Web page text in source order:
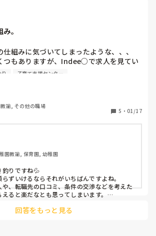
もらえない点、仕事が慣れるまで固定勤
点等から借り上げを含めないと前職より
に変更するとボーナスが前職より上がる
いので、慣れるまで固定勤務で働いても
えた
。
組みに気づいてしまったような、、、
つもありますが、Indee○で求人を見てい
けでなく、子育て支援センターや一時預か
○○人材サイトへの登録へと促され電話
。そして、いざ紹介してもらおうとする
募集は締め切ってしまっていて、、との返
が。いい求人で釣って個人情報を手に入れ
成させようとしたりといった魂胆が見えて
なるべく、人材サイトに頼らずホームペー
等で探しているものの非公開求人となる
ないとどんな会社かさえも見れないし。
るような釣りの求人を出すのは困ります
り 子育て支援センター
諭, その他の職場
5 ・ 01/17
園教諭, 保育園, 幼稚園
釣りですね💦
ずいけるならそれがいちばんですよね。
や、転職先の口コミ、条件の交渉などを考えた
ると楽だなとも思ってしまいます。
回答をもっと見る